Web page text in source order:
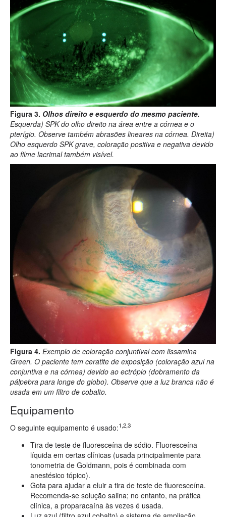
Figura 3. Olhos direito e esquerdo do mesmo paciente.
Esquerda) SPK do olho direito na área entre a córnea e o
pterígio. Observe também abrasões lineares na córnea. Direita)
Olho esquerdo SPK grave, coloração positiva e negativa devido
ao filme lacrimal também visível.
Figura 4. Exemplo de coloração conjuntival com lissamina
Green. O paciente tem ceratite de exposição (coloração azul na
conjuntiva e na córnea) devido ao ectrópio (dobramento da
pálpebra para longe do globo). Observe que a luz branca não é
usada em um filtro de cobalto.
Equipamento
O seguinte equipamento é usado:1,2,3
Tira de teste de fluoresceína de sódio. Fluoresceína
líquida em certas clínicas (usada principalmente para
tonometria de Goldmann, pois é combinada com
anestésico tópico).
Gota para ajudar a eluir a tira de teste de fluoresceína.
Recomenda-se solução salina; no entanto, na prática
clínica, a proparacaína às vezes é usada.